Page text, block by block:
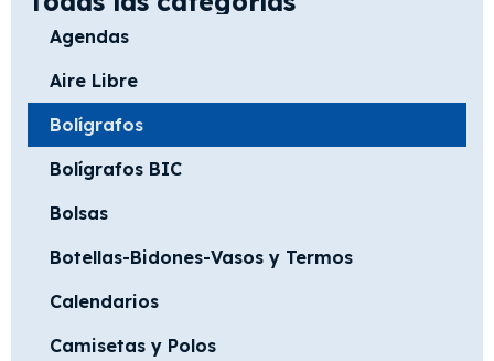
Agendas
Aire Libre
Bolígrafos
Bolígrafos BIC
Bolsas
Botellas-Bidones-Vasos y Termos
Calendarios
Camisetas y Polos